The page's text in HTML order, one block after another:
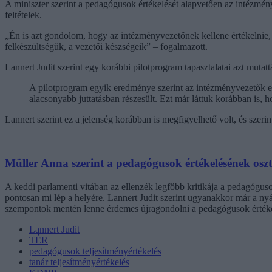
A miniszter szerint a pedagógusok értékelését alapvetően az
feltételek.
„Én is azt gondolom, hogy az intézményvezetőnek kellene
felkészültségük, a vezetői készségeik” – fogalmazott.
Lannert Judit szerint egy korábbi pilotprogram tapasztalatai azt
A pilotprogram egyik eredménye szerint az intézményvezetők
alacsonyabb juttatásban részesült. Ezt már láttuk korábban
Lannert szerint ez a jelenség korábban is megfigyelhető volt, és
Müller Anna szerint a pedagógusok értékelésének
A keddi parlamenti vitában az ellenzék legfőbb kritikája a
pontosan mi lép a helyére. Lannert Judit szerint ugyanakkor már a
szempontok mentén lenne érdemes újragondolni a pedagógusok
Lannert Judit
TÉR
pedagógusok teljesítményértékelés
tanár teljesítményértékelés